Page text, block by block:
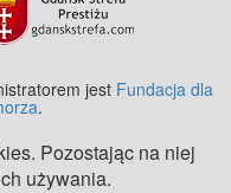
jest Fundacja dla
.
Pozostając na niej
używania.